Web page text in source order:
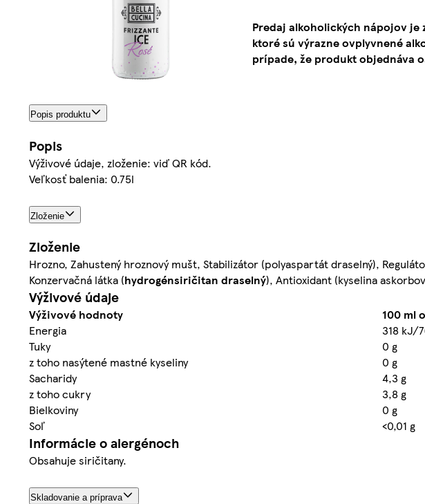
Predaj alkoholických nápojov je
ktoré sú výrazne ovplyvnené
prípade, že produkt objednáva
Popis produktu
Popis
Výživové údaje, zloženie: viď QR kód.
Veľkosť balenia: 0.75l
Zloženie
Zloženie
Hrozno, Zahustený hroznový mušt, Stabilizátor (polyaspartát draselný),
Konzervačná látka (hydrogénsiričitan draselný), Antioxidant (kyselina
Výživové údaje
Výživové hodnoty
100 ml
Energia
318 kJ/
Tuky
0 g
z toho nasýtené mastné kyseliny
0 g
Sacharidy
4,3 g
z toho cukry
3,8 g
Bielkoviny
0 g
Soľ
<0,01 g
Informácie o alergénoch
Obsahuje siričitany.
Skladovanie a príprava